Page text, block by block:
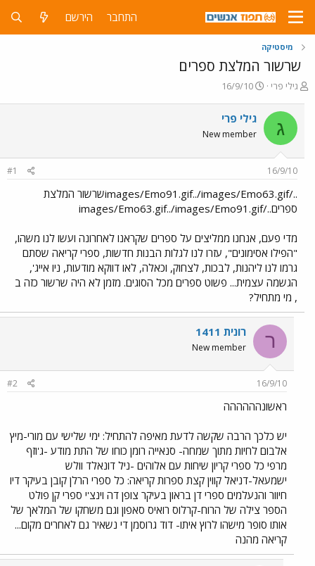
התחבר הירשם
מיסטיקה
שרשור המלצת ספרים
פ
ח
ה
ו
ש
גילי פרי
פ
ס
ם
ת
ך
16/9/10
ג גילי פרי
New member
16/9/10
#1
../images/Emo91.gif../images/Emo63.gifשרשור המלצת
ספרים../images/Emo63.gif../images/Emo91.gif
מדי פעם, אנחנו ממליצים על ספרים שקראנו לאחרונה ועשו לנו משהו,
"הפילו אסימונים", עזרו לנו לגלות הבנות חדשות, ספרי קריאה שסתם
גרמו לנו ליהנות, לבכות, לצחוק, וכאלה, לאו דווקא מודעות, ניו אייג',
הגשמה עצמית... פשוט ספרים מכל הסוגים. מזמן לא היה שרשור כזה ב
, מי מתחיל?
ר רונית 1411
New member
16/9/10
#2
ראשונהההההה
יש כלכך הרבה שקשה לדעת מאיפה להתחיל: ימי שלישי עם מורי-מיץ
אלבום לחיות מתוך שמחה- סנאייה רומן כוחו של התת מודע -ג'וזף
מרפי כל ספרי קריון שיחות עם אלוהים -ניל דונאלד וולש
ישמעאל-דניאל קווין קצת ספרות קריאה: כל ספרי הרלן קובן בעיקר דיו
חיוור והנעלמים ספרי דן בראון בעיקר צופן דה וינצ'י ספרי קן פולט
הספר צילה של הרוח-קרלוס רואיס סאפון וגם משחקו של המלאך של
אותו סופר מישהו לרוץ איתו- דוד גרוסמן די נשאיר גם לאחרים מקום...
קריאה מהנה